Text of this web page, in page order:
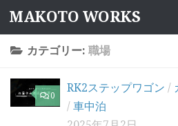
コンテンツへスキップ
MAKOTO WORKS
カテゴリー: 職場
0
RK2ステップワゴン /
/ 車中泊